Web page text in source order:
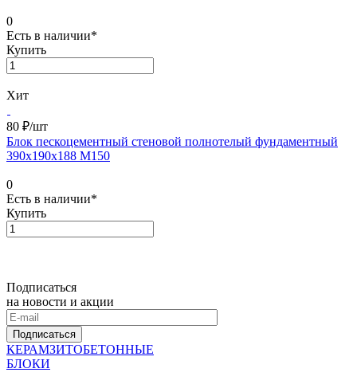
0
Есть в наличии*
Купить
Хит
80 ₽/шт
Блок пескоцементный стеновой полнотелый фундаментный
390х190х188 М150
0
Есть в наличии*
Купить
Подписаться
на новости и акции
Подписаться
КЕРАМЗИТОБЕТОННЫЕ
БЛОКИ